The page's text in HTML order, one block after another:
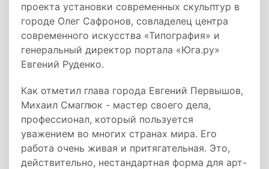
проекта установки современных скульптур в
городе Олег Сафронов, совладелец центра
современного искусства «Типография» и
генеральный директор портала «Юга.ру»
Евгений Руденко.
Как отметил глава города Евгений Первышов,
Михаил Смаглюк - мастер своего дела,
профессионал, который пользуется
уважением во многих странах мира. Его
работа очень живая и притягательная. Это,
действительно, нестандартная форма для арт-